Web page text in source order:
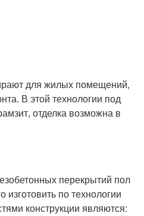
для жилых помещений,
В этой технологии под
отделка возможна в
перекрытий пол
по технологии
конструкции являются: